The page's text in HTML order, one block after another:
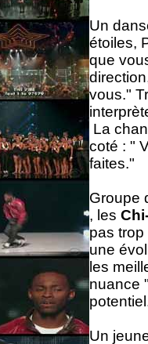
Un
étoiles,
que
vous."
La
coté : "
faites."
Groupe
, les
pas
une
les
nuance
Un